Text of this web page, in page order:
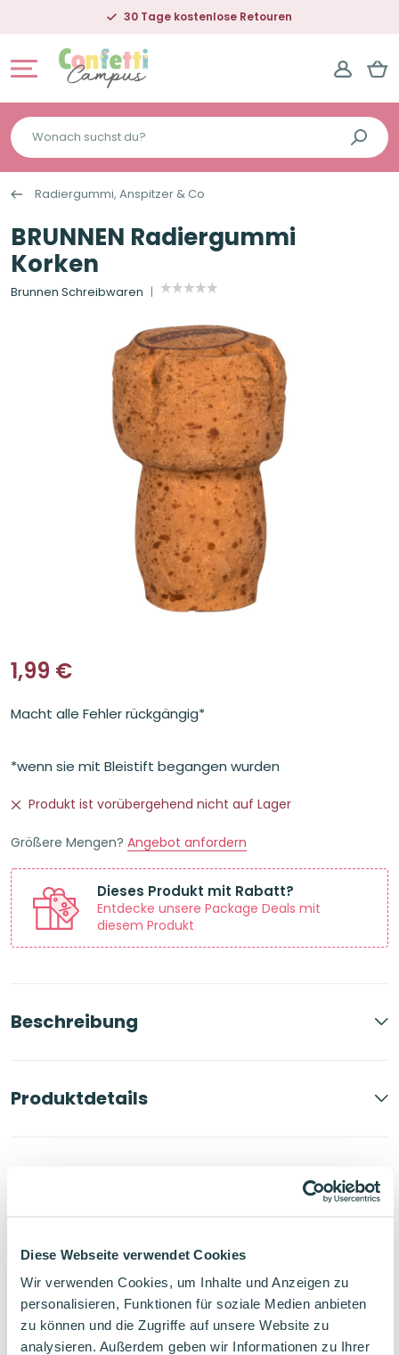
Diese Webseite verwendet Cookies
Wir verwenden Cookies, um Inhalte und Anzeigen zu
personalisieren, Funktionen für soziale Medien anbieten
zu können und die Zugriffe auf unsere Website zu
analysieren. Außerdem geben wir Informationen zu Ihrer
30 Tage kostenlose Retouren
Wonach
suchst
du?
Radiergummi, Anspitzer & Co
BRUNNEN Radiergummi
Korken
Brunnen Schreibwaren
1,99 €
Macht alle Fehler rückgängig*
*wenn sie mit Bleistift begangen wurden
Produkt ist vorübergehend nicht auf Lager
Größere Mengen? Angebot anfordern
Dieses Produkt mit Rabatt?
Entdecke unsere Package Deals mit
diesem Produkt
Beschreibung
Produktdetails
0